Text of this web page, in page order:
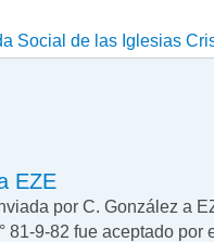
Social de las Iglesias
EZE
por C. González a
81-9-82 fue aceptado por